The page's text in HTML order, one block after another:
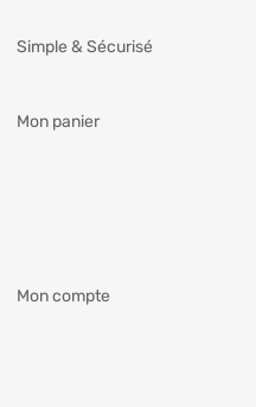
Simple & Sécurisé
Mon panier
Mon compte